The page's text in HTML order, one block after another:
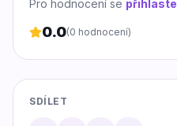
Pro hodnocení se přihlaste
0.0(0 hodnocení)
SDÍLET